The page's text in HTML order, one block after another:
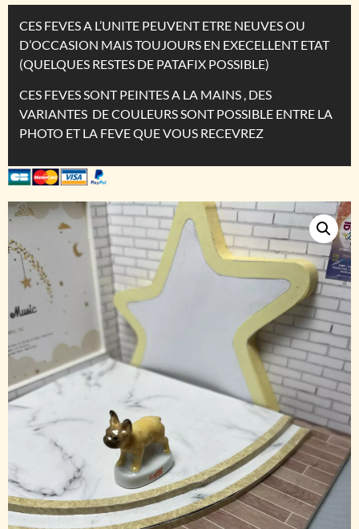
CES FEVES A L’UNITE PEUVENT ETRE NEUVES OU
D’OCCASION MAIS TOUJOURS EN EXECELLENT ETAT
(QUELQUES RESTES DE PATAFIX POSSIBLE)
CES FEVES SONT PEINTES A LA MAINS , DES
VARIANTES DE COULEURS SONT POSSIBLE ENTRE LA
PHOTO ET LA FEVE QUE VOUS RECEVREZ